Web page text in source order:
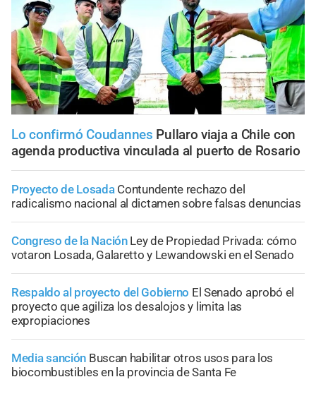
Lo confirmó Coudannes Pullaro viaja a Chile con
agenda productiva vinculada al puerto de Rosario
Proyecto de Losada Contundente rechazo del
radicalismo nacional al dictamen sobre falsas denuncias
Congreso de la Nación Ley de Propiedad Privada: cómo
votaron Losada, Galaretto y Lewandowski en el Senado
Respaldo al proyecto del Gobierno El Senado aprobó el
proyecto que agiliza los desalojos y limita las
expropiaciones
Media sanción Buscan habilitar otros usos para los
biocombustibles en la provincia de Santa Fe